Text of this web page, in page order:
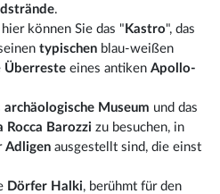
.
hier können Sie das "Kastro", das
typischen blau-weißen
Überresteeines antikenApollo-
archäologische Museum und das
Rocca Barozzi zu besuchen, in
Adligenausgestellt sind, die einst
Dörfer Halki, berühmt für den